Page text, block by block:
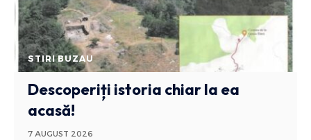
STIRI BUZAU
Descoperiți istoria chiar la ea
acasă!
7 AUGUST 2026